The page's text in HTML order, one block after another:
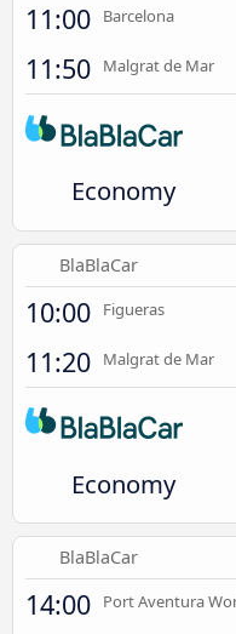
11:00 Barcelona
11:50 Malgrat de Mar
Economy
BlaBlaCar
10:00 Figueras
11:20 Malgrat de Mar
Economy
BlaBlaCar
14:00 Port Aventura